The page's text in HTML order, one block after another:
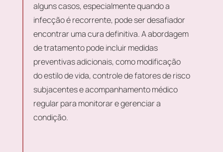
alguns casos, especialmente quando a
infecção é recorrente, pode ser desafiador
encontrar uma cura definitiva. A abordagem
de tratamento pode incluir medidas
preventivas adicionais, como modificação
do estilo de vida, controle de fatores de risco
subjacentes e acompanhamento médico
regular para monitorar e gerenciar a
condição.